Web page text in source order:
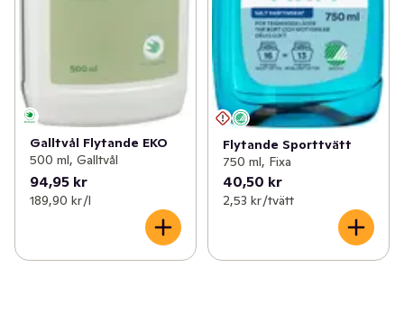
Galltvål Flytande EKO
500 ml, Galltvål
94,95 kr
189,90 kr /l
Flytande Sporttvätt
750 ml, Fixa
40,50 kr
2,53 kr /tvätt